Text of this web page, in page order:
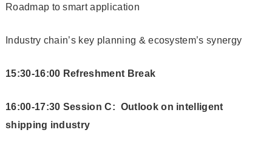
Roadmap to smart application
Industry chain’s key planning & ecosystem’s synergy
15:30-16:00 Refreshment Break
16:00-17:30 Session C: Outlook on intelligent
shipping industry